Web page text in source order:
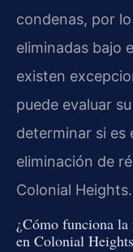
condenas, por
eliminadas bajo
existen
puede evaluar
determinar si es
eliminación de
Colonial Heights.
¿Cómo funciona la
en Colonial